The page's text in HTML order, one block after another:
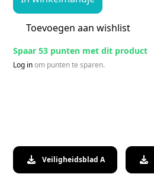
Toevoegen aan wishlist
Spaar 53 punten met dit product
Log inom punten te sparen.
Veiligheidsblad A